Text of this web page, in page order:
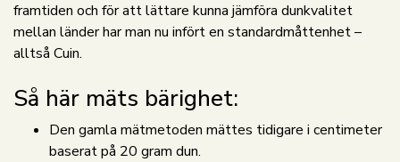
framtiden och för att lättare kunna jämföra dunkvalitet
mellan länder har man nu infört en standardmåttenhet –
alltså Cuin.
Så här mäts bärighet:
Den gamla mätmetoden mättes tidigare i centimeter
baserat på 20 gram dun.